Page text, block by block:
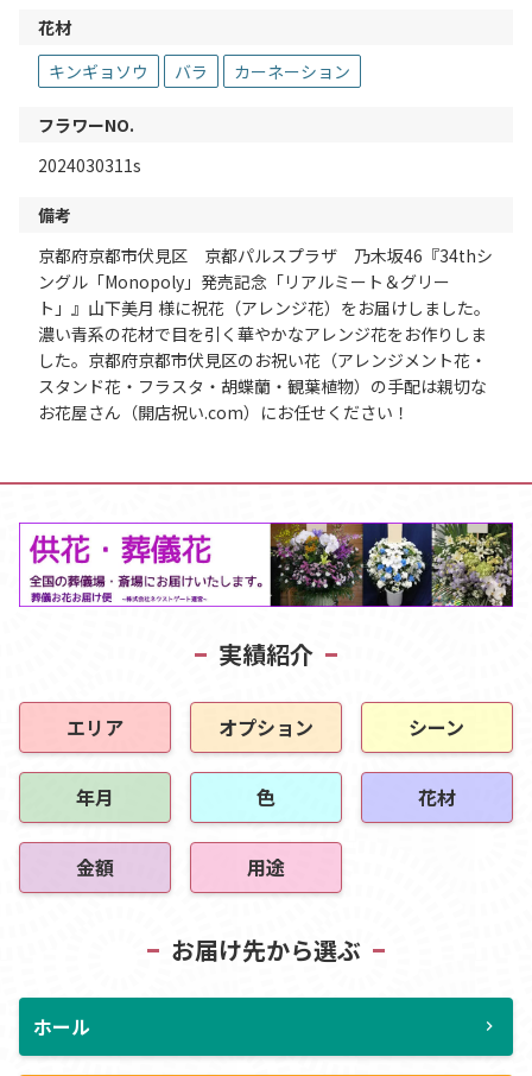
花材
キンギョソウ
バラ カーネーション
フラワーNO.
2024030311s
備考
京都府京都市伏見区 京都パルスプラザ 乃木坂46『34thシ
ングル「Monopoly」発売記念「リアルミート＆グリー
ト」』山下美月 様に祝花（アレンジ花）をお届けしました。
濃い青系の花材で目を引く華やかなアレンジ花をお作りしま
した。京都府京都市伏見区のお祝い花（アレンジメント花・
スタンド花・フラスタ・胡蝶蘭・観葉植物）の手配は親切な
お花屋さん（開店祝い.com）にお任せください！
実績紹介
エリア オプション シーン
年月 色 花材
金額 用途
お届け先から選ぶ
ホール chevron_right